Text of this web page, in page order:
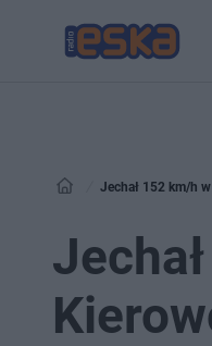
Jechał 152 km/h